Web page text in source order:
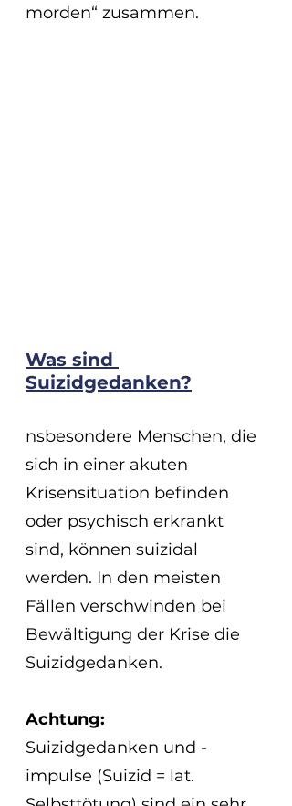
morden“ zusammen.
Was sind
Suizidgedanken?
nsbesondere Menschen, die
sich in einer akuten
Krisensituation befinden
oder psychisch erkrankt
sind, können suizidal
werden. In den meisten
Fällen verschwinden bei
Bewältigung der Krise die
Suizidgedanken.
Achtung:
Suizidgedanken und -
impulse (Suizid = lat.